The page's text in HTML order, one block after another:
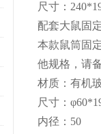
尺寸：
配套大鼠固
本款鼠筒固
他规格，请
材质：有机
尺寸：
内径： 50